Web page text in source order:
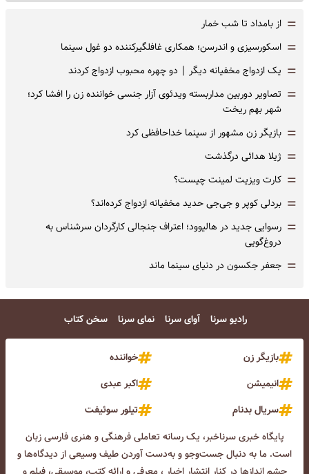
= از بامداد تا شب خمار
= اسکورسیزی و اندرسن؛ همکاری غافلگیرکننده دو غول سینما
= یک ازدواج مخفیانه دیگر | دو چهره محبوب ازدواج کردند
= تصاویر دوربین مداربسته ویدئوی آزار جنسی خواننده زن را افشا کرد؛
شهر بهم ریخت
= بازیگر زن مشهور از سینما خداحافظی کرد
= ژیلا هدائی درگذشت
= کارت ویزیت لمینت چیست؟
= بردلی کوپر و جی‌جی حدید مخفیانه ازدواج کرده‌اند؟
= رسوایی جدید در هالیوود؛ اعتراف جنجالی کارگردان سرشناس به
دروغ‌گویی
= جعفر جکسون در دنیای سینما ماند
رادیو سرنا آوای سرنا نمای سرنا سخن کتاب
بازیگر زن
خواننده
انیمیشن
اکبر عبدی
سریال بدنام
تیلور سوئیفت
پایگاه خبری سرناخبر، یک رسانه تعاملی فرهنگی و هنری فارسی زبان
است. ما به دنبال جست‌و‌جو و به‌دست آوردن طیف وسیعی از دیدگاه‌ها و